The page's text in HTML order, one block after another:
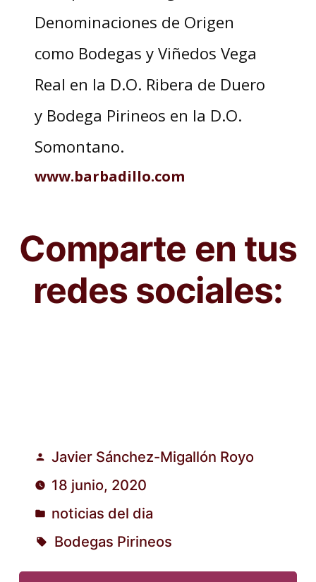
Denominaciones de Origen
como Bodegas y Viñedos Vega
Real en la D.O. Ribera de Duero
y Bodega Pirineos en la D.O.
Somontano.
www.barbadillo.com
Comparte en tus
redes sociales:
Publicado
por
Javier Sánchez-Migallón Royo
18 junio, 2020
Publicado
en
noticias del dia
Bodegas Pirineos